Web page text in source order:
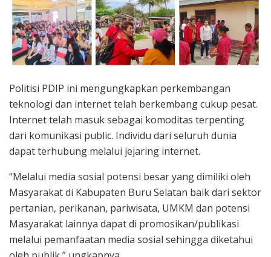
Politisi PDIP ini mengungkapkan perkembangan
teknologi dan internet telah berkembang cukup pesat.
Internet telah masuk sebagai komoditas terpenting
dari komunikasi public. Individu dari seluruh dunia
dapat terhubung melalui jejaring internet.
“Melalui media sosial potensi besar yang dimiliki oleh
Masyarakat di Kabupaten Buru Selatan baik dari sektor
pertanian, perikanan, pariwisata, UMKM dan potensi
Masyarakat lainnya dapat di promosikan/publikasi
melalui pemanfaatan media sosial sehingga diketahui